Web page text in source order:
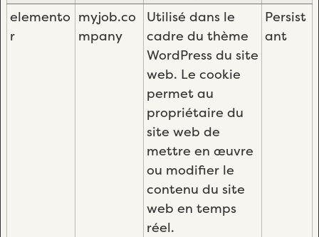
elemento
r
myjob.co
mpany
Utilisé dans le
cadre du thème
WordPress du site
web. Le cookie
permet au
propriétaire du
site web de
mettre en œuvre
ou modifier le
contenu du site
web en temps
réel.
Persist
ant